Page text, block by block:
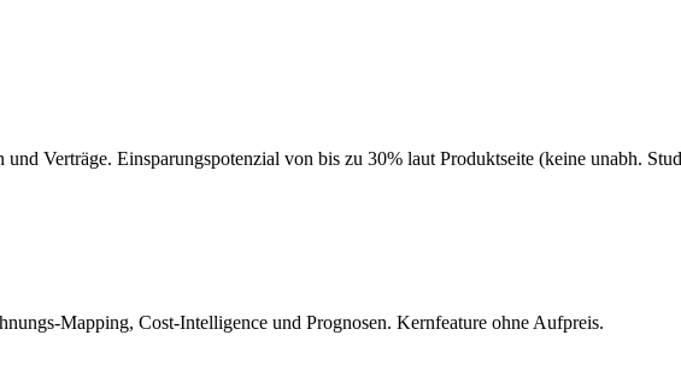
Verträge. Einsparungspotenzial von bis zu 30% laut Produktseite (keine unabh.
Mapping, Cost-Intelligence und Prognosen. Kernfeature ohne Aufpreis.